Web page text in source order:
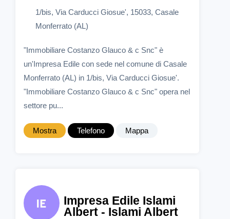
1/bis, Via Carducci Giosue', 15033, Casale
Monferrato (AL)
"Immobiliare Costanzo Glauco & c Snc" è
un'Impresa Edile con sede nel comune di Casale
Monferrato (AL) in 1/bis, Via Carducci Giosue'.
"Immobiliare Costanzo Glauco & c Snc" opera nel
settore pu...
Mostra Telefono Mappa
Impresa Edile Islami
Albert - Islami Albert